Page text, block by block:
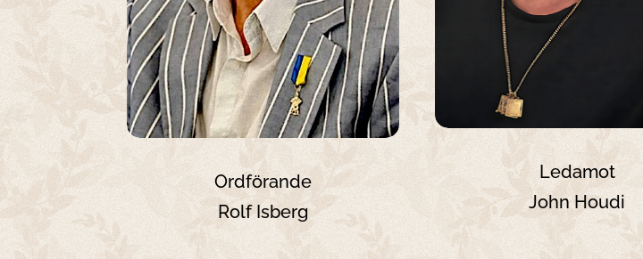
Ordförande
Rolf Isberg
Ledamot
John Houdi